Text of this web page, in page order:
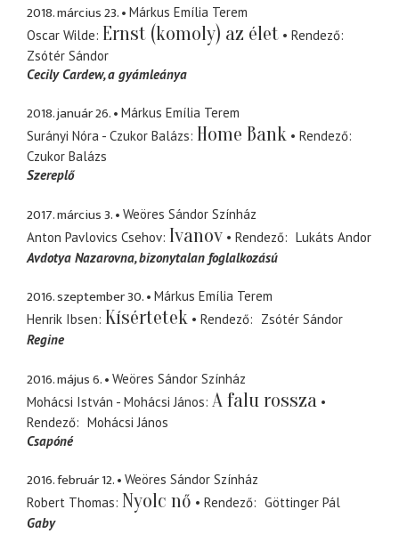
2018. március 23.
Márkus Emília Terem
Oscar Wilde Ernst (komoly) az élet
Rendező
Zsótér Sándor
Cecily Cardew a gyámleánya
2018. január 26.
Márkus Emília Terem
Surányi Nóra - Czukor Balázs Home Bank
Rendező
Czukor Balázs
Szereplő
2017. március 3.
Weöres Sándor Színház
Anton Pavlovics Csehov Ivanov Rendező
Lukáts Andor
Avdotya Nazarovna bizonytalan foglalkozású
2016. szeptember 30.
Márkus Emília Terem
Henrik Ibsen Kísértetek Rendező
Zsótér Sándor
Regine
2016. május 6.
Weöres Sándor Színház
Mohácsi István - Mohácsi János A falu rossza
Rendező
Mohácsi János
Csapóné
2016. február 12.
Weöres Sándor Színház
Robert Thomas Nyolc nő Rendező
Göttinger Pál
Gaby